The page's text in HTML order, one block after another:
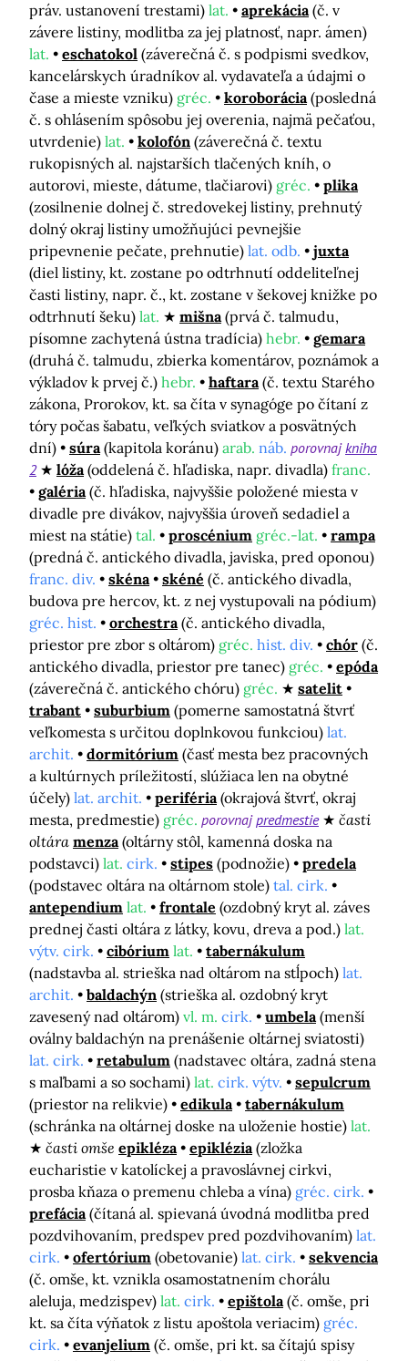
práv. ustanovení trestami) lat. aprekácia (č. v
závere listiny, modlitba za jej platnosť, napr. ámen)
lat.
eschatokol (záverečná č. s podpismi svedkov,
kancelárskych úradníkov al. vydavateľa a údajmi o
čase a mieste vzniku) gréc. koroborácia (posledná
č. s ohlásením spôsobu jej overenia, najmä pečaťou,
utvrdenie) lat. kolofón (záverečná č. textu
rukopisných al. najstarších tlačených kníh, o
autorovi, mieste, dátume, tlačiarovi) gréc.
plika
(zosilnenie dolnej č. stredovekej listiny, prehnutý
dolný okraj listiny umožňujúci pevnejšie
pripevnenie pečate, prehnutie) lat. odb.
juxta
(diel listiny, kt. zostane po odtrhnutí oddeliteľnej
časti listiny, napr. č., kt. zostane v šekovej knižke po
odtrhnutí šeku) lat. mišna (prvá č. talmudu,
písomne zachytená ústna tradícia) hebr.
gemara
(druhá č. talmudu, zbierka komentárov, poznámok a
výkladov k prvej č.) hebr. haftara (č. textu Starého
zákona, Prorokov, kt. sa číta v synagóge po čítaní z
tóry počas šabatu, veľkých sviatkov a posvätných
dní)
súra (kapitola koránu) arab. náb. porovnajkniha
2
lóža (oddelená č. hľadiska, napr. divadla) franc.
galéria (č. hľadiska, najvyššie položené miesta v
divadle pre divákov, najvyššia úroveň sedadiel a
miest na státie) tal. proscénium gréc.-lat.
rampa
(predná č. antického divadla, javiska, pred oponou)
franc. div.
skéna skéné (č. antického divadla,
budova pre hercov, kt. z nej vystupovali na pódium)
gréc. hist.
orchestra (č. antického divadla,
priestor pre zbor s oltárom) gréc. hist. div. chór (č.
antického divadla, priestor pre tanec) gréc.
epóda
(záverečná č. antického chóru) gréc.
satelit
trabant
suburbium (pomerne samostatná štvrť
veľkomesta s určitou doplnkovou funkciou) lat.
archit.
dormitórium (časť mesta bez pracovných
a kultúrnych príležitostí, slúžiaca len na obytné
účely) lat. archit. periféria (okrajová štvrť, okraj
mesta, predmestie) gréc. porovnajpredmestie
časti
oltára menza (oltárny stôl, kamenná doska na
podstavci) lat. cirk. stipes (podnožie)
predela
(podstavec oltára na oltárnom stole) tal. cirk.
antependium lat. frontale (ozdobný kryt al. záves
prednej časti oltára z látky, kovu, dreva a pod.) lat.
výtv. cirk.
cibórium lat.
tabernákulum
(nadstavba al. strieška nad oltárom na stĺpoch) lat.
archit.
baldachýn (strieška al. ozdobný kryt
zavesený nad oltárom) vl. m. cirk. umbela (menší
oválny baldachýn na prenášenie oltárnej sviatosti)
lat. cirk.
retabulum (nadstavec oltára, zadná stena
s maľbami a so sochami) lat. cirk. výtv.
sepulcrum
(priestor na relikvie)
edikula
tabernákulum
(schránka na oltárnej doske na uloženie hostie) lat.
časti omše epikléza epiklézia (zložka
eucharistie v katolíckej a pravoslávnej cirkvi,
prosba kňaza o premenu chleba a vína) gréc. cirk.
prefácia (čítaná al. spievaná úvodná modlitba pred
pozdvihovaním, predspev pred pozdvihovaním) lat.
cirk.
ofertórium (obetovanie) lat. cirk.
sekvencia
(č. omše, kt. vznikla osamostatnením chorálu
aleluja, medzispev) lat. cirk. epištola (č. omše, pri
kt. sa číta výňatok z listu apoštola veriacim) gréc.
cirk.
evanjelium (č. omše, pri kt. sa čítajú spisy